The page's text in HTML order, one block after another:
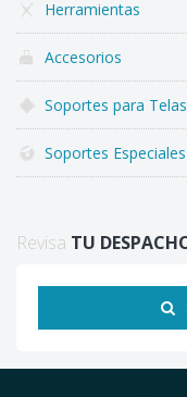
Herramientas
Accesorios
Soportes para Telas
Soportes Especiales
Revisa TU